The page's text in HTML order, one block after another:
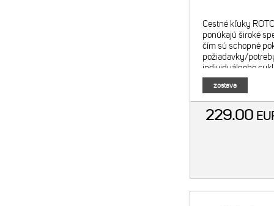
Cestné kľuky
ponúkajú široké
čím sú schopné
požiadavky/
individuálneho
kombinácia s
INspider, ktorý je
aj dodatočne; to
zostava
229.00